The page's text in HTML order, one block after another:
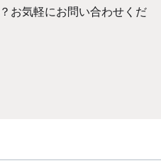
お気軽にお問い合わせくだ